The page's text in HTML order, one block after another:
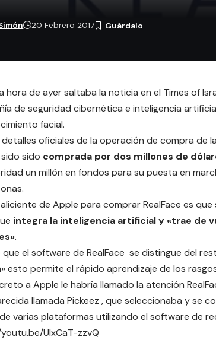
20 Febrero 2017
hora de ayer saltaba la noticia en el Times of
de seguridad cibernética e inteligencia
facial.
oficiales de la operación de compra de
sido comprada por dos millones de
un millón en fondos para su puesta en
de Apple para comprar RealFace es
integra la inteligencia artificial y «trae de
.
que el software de RealFace se distingue del
esto permite el rápido aprendizaje de los
a Apple le habría llamado la atención
llamada Pickeez , que seleccionaba y se
varias plataformas utilizando el software de
UlxCaT-zzvQ